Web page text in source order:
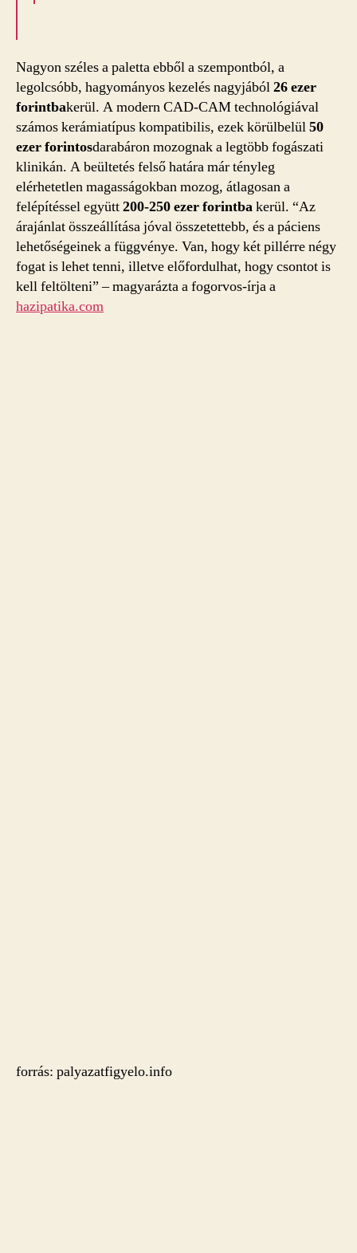
Nagyon széles a paletta ebből a szempontból, a
legolcsóbb, hagyományos kezelés nagyjából26 ezer
forintbakerül. A modern CAD-CAM technológiával
számos kerámiatípus kompatibilis, ezek körülbelül50
ezer forintosdarabáron mozognak a legtöbb fogászati
klinikán. A beültetés felső határa már tényleg
elérhetetlen magasságokban mozog, átlagosan a
felépítéssel együtt200-250 ezer forintbakerül. “Az
árajánlat összeállítása jóval összetettebb, és a páciens
lehetőségeinek a függvénye. Van, hogy két pillérre négy
fogat is lehet tenni, illetve előfordulhat, hogy csontot is
kell feltölteni” – magyarázta a fogorvos-írja a
hazipatika.com
forrás: palyazatfigyelo.info